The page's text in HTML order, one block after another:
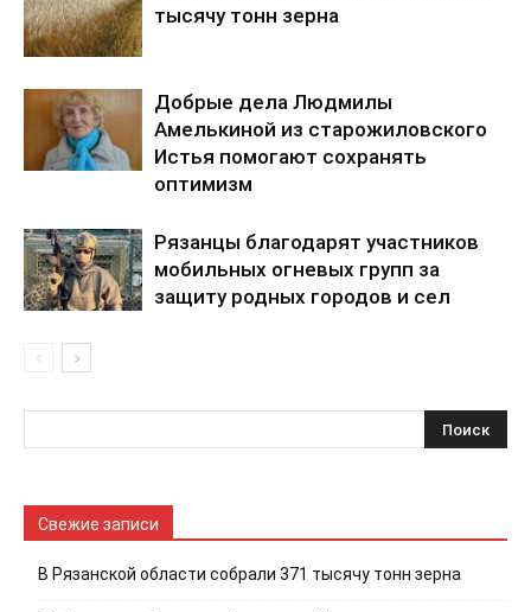
тысячу тонн зерна
Добрые дела Людмилы
Амелькиной из старожиловского
Истья помогают сохранять
оптимизм
Рязанцы благодарят участников
мобильных огневых групп за
защиту родных городов и сел
Свежие записи
В Рязанской области собрали 371 тысячу тонн зерна